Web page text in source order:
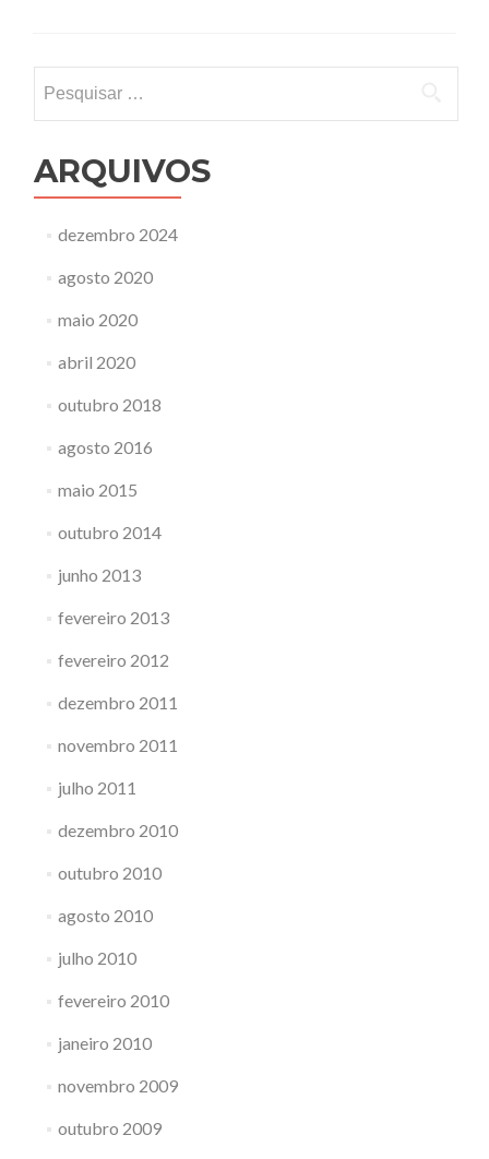
por:
ARQUIVOS
dezembro 2024
agosto 2020
maio 2020
abril 2020
outubro 2018
agosto 2016
maio 2015
outubro 2014
junho 2013
fevereiro 2013
fevereiro 2012
dezembro 2011
novembro 2011
julho 2011
dezembro 2010
outubro 2010
agosto 2010
julho 2010
fevereiro 2010
janeiro 2010
novembro 2009
outubro 2009